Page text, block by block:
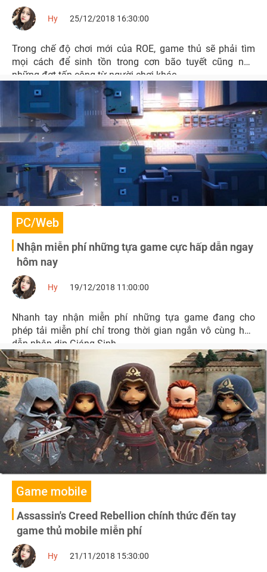
Hy 25/12/2018 16:30:00
Trong chế độ chơi mới của ROE, game thủ sẽ phải tìm
mọi cách để sinh tồn trong cơn bão tuyết cũng như
những đợt tấn công từ người chơi khác.
PC/Web
Nhận miễn phí những tựa game cực hấp dẫn ngay
hôm nay
Hy 19/12/2018 11:00:00
Nhanh tay nhận miễn phí những tựa game đang cho
phép tải miễn phí chỉ trong thời gian ngắn vô cùng hấp
dẫn nhân dịp Giáng Sinh.
Game mobile
Assassin's Creed Rebellion chính thức đến tay
game thủ mobile miễn phí
Hy 21/11/2018 15:30:00